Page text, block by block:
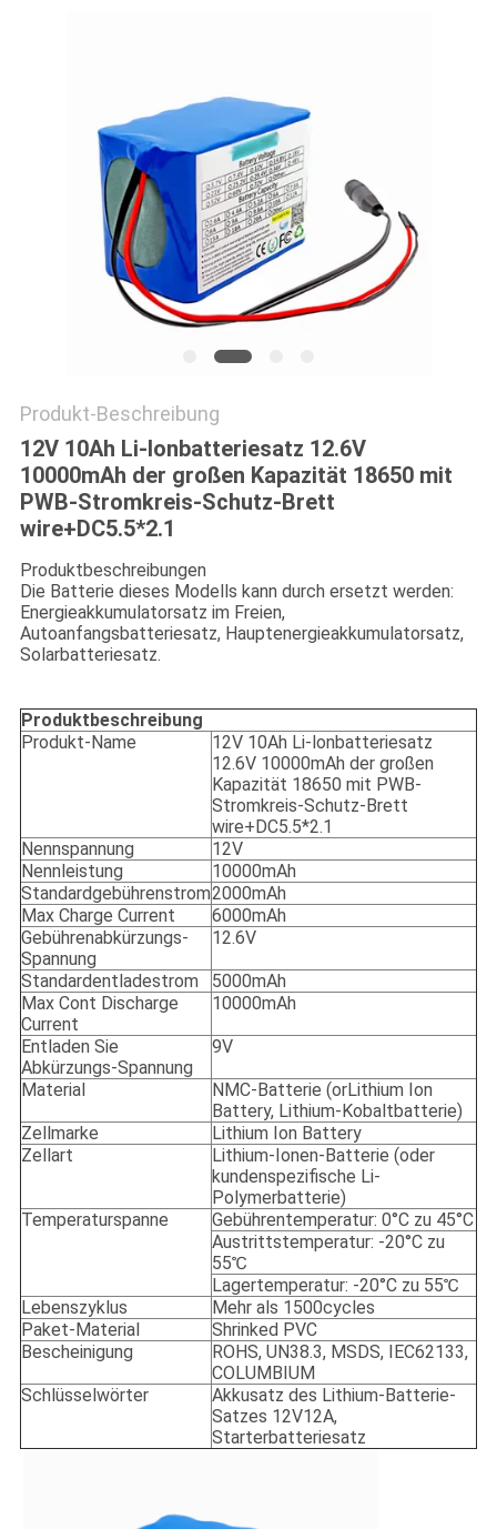
POLICY
Produkt-Beschreibung
12V 10Ah Li-lonbatteriesatz 12.6V
10000mAh der großen Kapazität 18650 mit
PWB-Stromkreis-Schutz-Brett
wire+DC5.5*2.1
Produktbeschreibungen
Die Batterie dieses Modells kann durch ersetzt werden:
Energieakkumulatorsatz im Freien,
Autoanfangsbatteriesatz, Hauptenergieakkumulatorsatz,
Solarbatteriesatz.
Produktbeschreibung
Produkt-Name
12V 10Ah Li-lonbatteriesatz
12.6V 10000mAh der großen
Kapazität 18650 mit PWB-
Stromkreis-Schutz-Brett
wire+DC5.5*2.1
Nennspannung
12V
Nennleistung
10000mAh
Standardgebührenstrom2000mAh
Max Charge Current
6000mAh
Gebührenabkürzungs-
Spannung
12.6V
Standardentladestrom
5000mAh
Max Cont Discharge
Current
10000mAh
Entladen Sie
Abkürzungs-Spannung
9V
Material
NMC-Batterie (orLithium Ion
Battery, Lithium-Kobaltbatterie)
Zellmarke
Lithium Ion Battery
Zellart
Lithium-Ionen-Batterie (oder
kundenspezifische Li-
Polymerbatterie)
Temperaturspanne
Gebührentemperatur: 0°C zu 45°C
Austrittstemperatur: -20°C zu
55℃
Lagertemperatur: -20°C zu 55℃
Lebenszyklus
Mehr als 1500cycles
Paket-Material
Shrinked PVC
Bescheinigung
ROHS, UN38.3, MSDS, IEC62133,
COLUMBIUM
Schlüsselwörter
Akkusatz des Lithium-Batterie-
Satzes 12V12A,
Starterbatteriesatz